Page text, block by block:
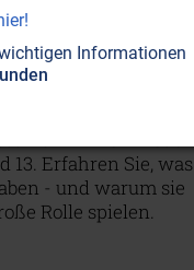
ANTIKE
KABBALA
man immer wieder
13. Erfahren Sie, was
- und warum sie
Rolle spielen.
Informationen